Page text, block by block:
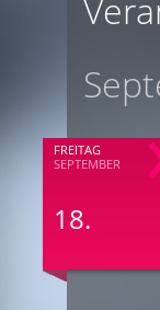
FREITAG
SEPTEMBER
18.